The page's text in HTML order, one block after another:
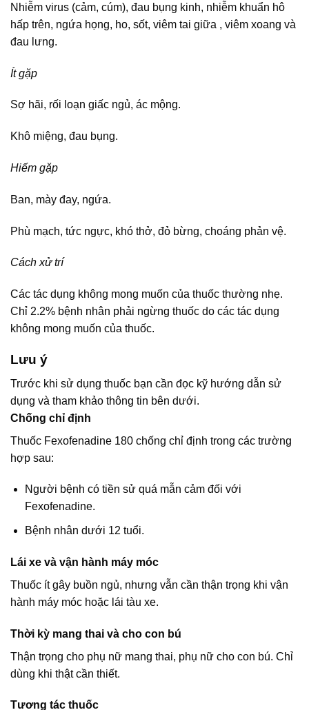
Nhiễm virus (cảm, cúm), đau bụng kinh, nhiễm khuẩn hô
hấp trên, ngứa họng, ho, sốt, viêm tai giữa , viêm xoang và
đau lưng.
Ít gặp
Sợ hãi, rối loạn giấc ngủ, ác mộng.
Khô miệng, đau bụng.
Hiếm gặp
Ban, mày đay, ngứa.
Phù mạch, tức ngực, khó thở, đỏ bừng, choáng phản vệ.
Cách xử trí
Các tác dụng không mong muốn của thuốc thường nhẹ.
Chỉ 2.2% bệnh nhân phải ngừng thuốc do các tác dụng
không mong muốn của thuốc.
Lưu ý
Trước khi sử dụng thuốc bạn cần đọc kỹ hướng dẫn sử
dụng và tham khảo thông tin bên dưới.
Chống chỉ định
Thuốc Fexofenadine 180 chống chỉ định trong các trường
hợp sau:
Người bệnh có tiền sử quá mẫn cảm đối với
Fexofenadine.
Bệnh nhân dưới 12 tuổi.
Lái xe và vận hành máy móc
Thuốc ít gây buồn ngủ, nhưng vẫn cần thận trọng khi vận
hành máy móc hoặc lái tàu xe.
Thời kỳ mang thai và cho con bú
Thận trọng cho phụ nữ mang thai, phụ nữ cho con bú. Chỉ
dùng khi thật cần thiết.
Tương tác thuốc